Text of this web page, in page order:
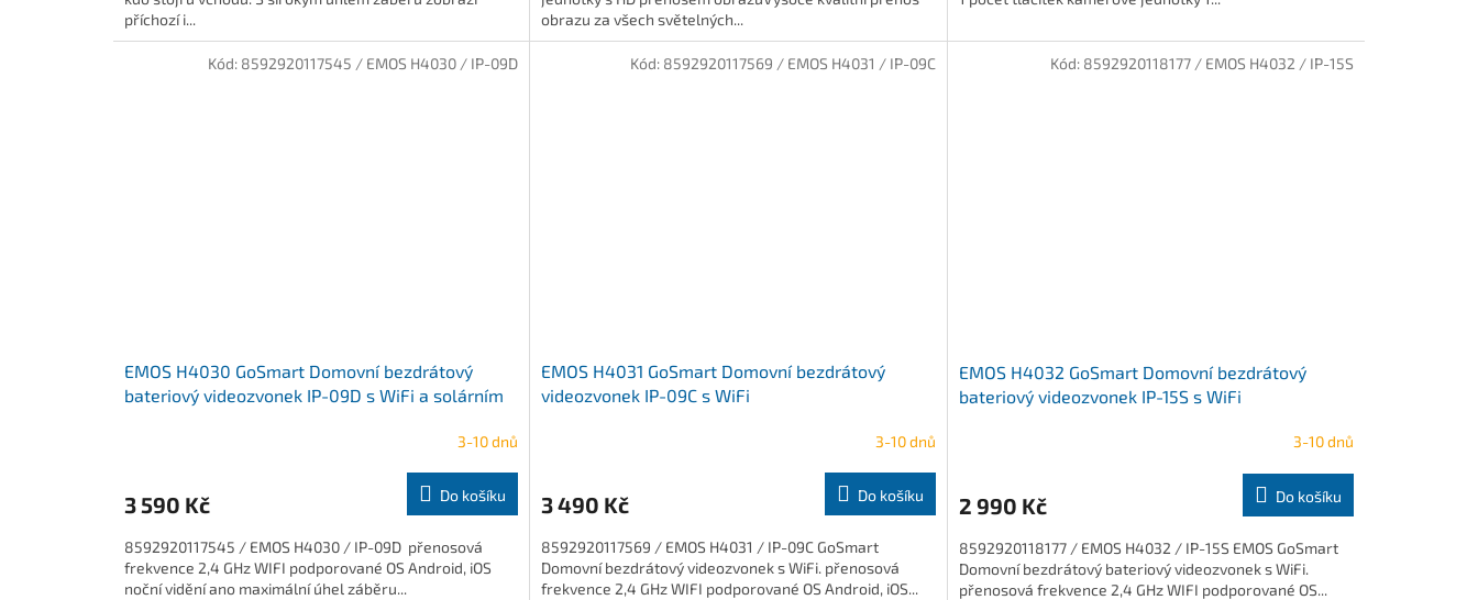
příchozí i...
obrazu za všech světelných...
EMOS H4030 GoSmart Domovní bezdrátový
bateriový videozvonek IP-09D s WiFi a solárním
3-10 dnů
3 590 Kč Do košíku
8592920117545 / EMOS H4030 / IP-09D přenosová
frekvence 2,4 GHz WIFI podporované OS Android, iOS
noční vidění ano maximální úhel záběru...
Kód: 8592920117545 / EMOS H4030 / IP-09D
EMOS H4031 GoSmart Domovní bezdrátový
videozvonek IP-09C s WiFi
3-10 dnů
3 490 Kč Do košíku
8592920117569 / EMOS H4031 / IP-09C GoSmart
Domovní bezdrátový videozvonek s WiFi. přenosová
frekvence 2,4 GHz WIFI podporované OS Android, iOS...
Kód: 8592920117569 / EMOS H4031 / IP-09C
EMOS H4032 GoSmart Domovní bezdrátový
bateriový videozvonek IP-15S s WiFi
3-10 dnů
2 990 Kč Do košíku
8592920118177 / EMOS H4032 / IP-15S EMOS GoSmart
Domovní bezdrátový bateriový videozvonek s WiFi.
přenosová frekvence 2,4 GHz WIFI podporované OS...
Kód: 8592920118177 / EMOS H4032 / IP-15S